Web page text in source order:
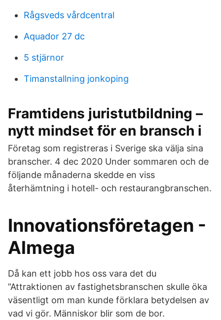
Rågsveds vårdcentral
Aquador 27 dc
5 stjärnor
Timanstallning jonkoping
Framtidens juristutbildning –
nytt mindset för en bransch i
Företag som registreras i Sverige ska välja sina
branscher. 4 dec 2020 Under sommaren och de
följande månaderna skedde en viss
återhämtning i hotell- och restaurangbranschen.
Innovationsföretagen -
Almega
Då kan ett jobb hos oss vara det du
”Attraktionen av fastighetsbranschen skulle öka
väsentligt om man kunde förklara betydelsen av
vad vi gör. Människor blir som de bor.